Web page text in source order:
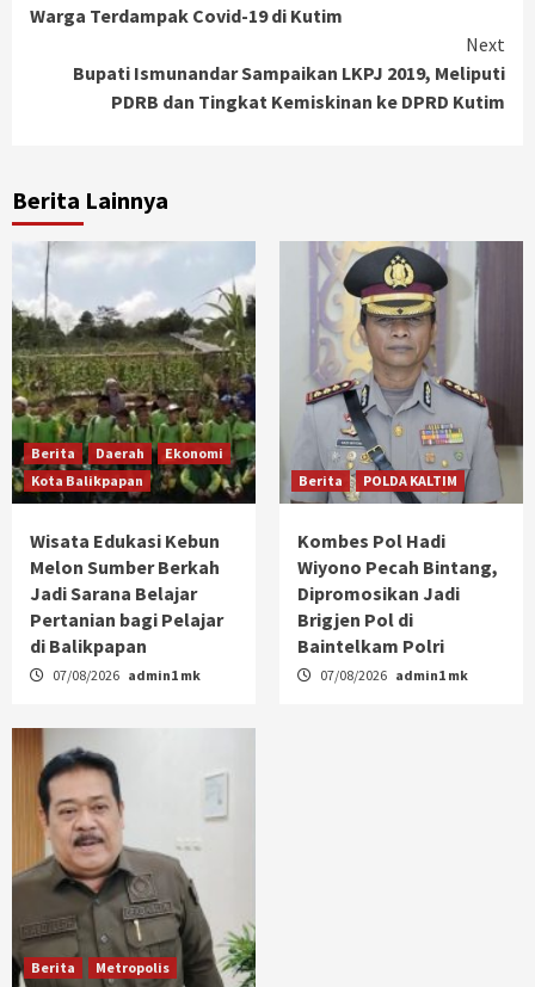
Warga Terdampak Covid-19 di Kutim
Next
Bupati Ismunandar Sampaikan LKPJ 2019, Meliputi
PDRB dan Tingkat Kemiskinan ke DPRD Kutim
Berita Lainnya
Berita Daerah
Ekonomi
Kota Balikpapan
Wisata Edukasi Kebun
Melon Sumber Berkah
Jadi Sarana Belajar
Pertanian bagi Pelajar
di Balikpapan
07/08/2026 admin1 mk
Berita POLDA KALTIM
Kombes Pol Hadi
Wiyono Pecah Bintang,
Dipromosikan Jadi
Brigjen Pol di
Baintelkam Polri
07/08/2026 admin1 mk
Berita Metropolis